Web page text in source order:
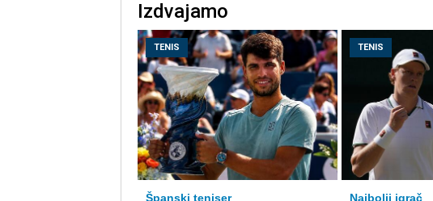
Izdvajamo
TENIS
Španski teniser
TENIS
Najbolji igrač